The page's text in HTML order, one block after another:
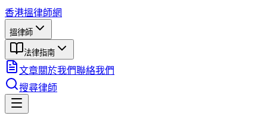
香港搵律師網
搵律師
法律指南
文章關於我們聯絡我們
搜尋律師